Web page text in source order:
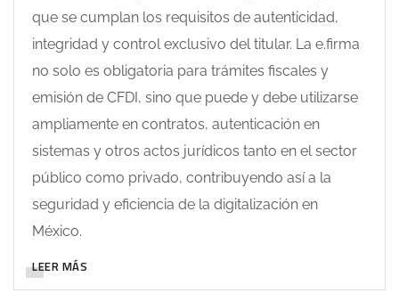
que se cumplan los requisitos de autenticidad,
integridad y control exclusivo del titular. La e.firma
no solo es obligatoria para trámites fiscales y
emisión de CFDI, sino que puede y debe utilizarse
ampliamente en contratos, autenticación en
sistemas y otros actos jurídicos tanto en el sector
público como privado, contribuyendo así a la
seguridad y eficiencia de la digitalización en
México.
LEER MÁS